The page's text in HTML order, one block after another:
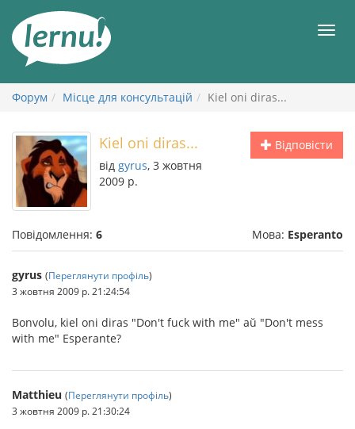
змісту
Форум Місце для консультацій Kiel oni diras...
Відповісти
Kiel oni diras...
від gyrus, 3 жовтня
2009 р.
Повідомлення: 6 Мова: Esperanto
gyrus (Переглянути профіль)
3 жовтня 2009 р. 21:24:54
Bonvolu, kiel oni diras "Don't fuck with me" aŭ "Don't mess
with me" Esperante?
Matthieu (Переглянути профіль)
3 жовтня 2009 р. 21:30:24